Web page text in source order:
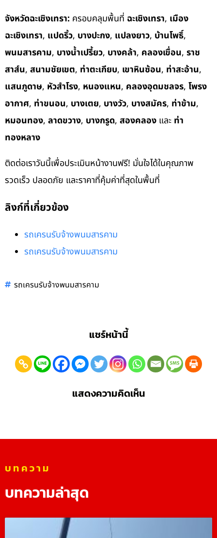
จังหวัดฉะเชิงเทรา: ครอบคลุมพื้นที่ ฉะเชิงเทรา, เมือง
ฉะเชิงเทรา, แปดริ้ว, บางปะกง, แปลงยาว, บ้านโพธิ์,
พนมสารคาม, บางน้ำเปรี้ยว, บางคล้า, คลองเขื่อน, ราช
สาส์น, สนามชัยเขต, ท่าตะเกียบ, เขาหินซ้อน, ท่าสะอ้าน,
แสนภูดาษ, หัวสำโรง, หนองแหน, คลองอุดมชลจร, โพรง
อากาศ, ท่าขนอน, บางเตย, บางวัว, บางสมัคร, ท่าข้าม,
หมอนทอง, ลาดขวาง, บางกรูด, สองคลอง และ ท่า
ทองหลาง
ติดต่อเราวันนี้เพื่อประเมินหน้างานฟรี! มั่นใจได้ในคุณภาพ
รวดเร็ว ปลอดภัย และราคาที่คุ้มค่าที่สุดในพื้นที่
ลิงก์ที่เกี่ยวข้อง
รถเครนรับจ้างพนมสารคาม
รถเครนรับจ้างพนมสารคาม
รถเครนรับจ้างพนมสารคาม
แชร์หน้านี้
แสดงความคิดเห็น
บทความ
บทความล่าสุด